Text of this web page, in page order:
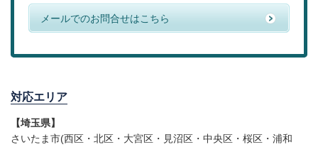
メールでのお問合せはこちら
対応エリア
【埼玉県】
さいたま市(西区・北区・大宮区・見沼区・中央区・桜区・浦和